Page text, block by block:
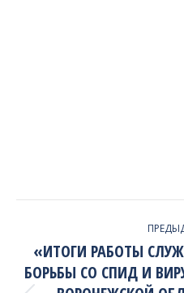
NAVIGATION
«ИТОГИ РАБОТЫ
БОРЬБЫ СО СПИД И